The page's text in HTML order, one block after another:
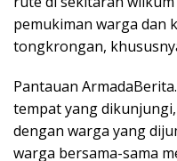
pemukiman warga dan
tongkrongan,
Pantauan
tempat yang
dengan warga yang
warga bersama-sama